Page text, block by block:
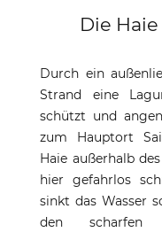
Die
Durch ein
Strand eine
schützt und
zum Hauptort
Haie außerhalb
hier gefahrlos
sinkt das Wasser
den scharfen